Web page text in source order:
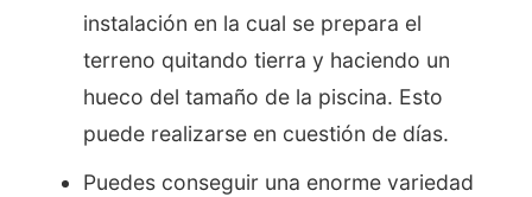
instalación en la cual se prepara el
terreno quitando tierra y haciendo un
hueco del tamaño de la piscina. Esto
puede realizarse en cuestión de días.
Puedes conseguir una enorme variedad